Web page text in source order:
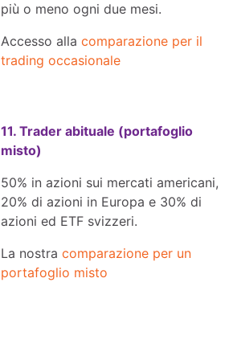
più o meno ogni due mesi.
Accesso alla comparazione per il
trading occasionale
11. Trader abituale (portafoglio
misto)
50% in azioni sui mercati americani,
20% di azioni in Europa e 30% di
azioni ed ETF svizzeri.
La nostra comparazione per un
portafoglio misto